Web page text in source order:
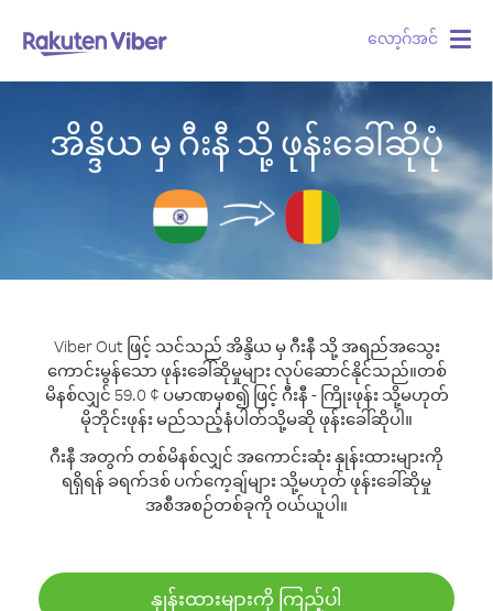
လော့ဂ်အင်
အိန္ဒိယ မှ ဂီးနီ သို့ ဖုန်းခေါ်ဆိုပုံ
Viber Out ဖြင့် သင်သည် အိန္ဒိယ မှ ဂီးနီ သို့ အရည်အသွေး
ကောင်းမွန်သော ဖုန်းခေါ်ဆိုမှုများ လုပ်ဆောင်နိုင်သည်။တစ်
မိနစ်လျှင် 59.0 ¢ ပမာဏမှစ၍ ဖြင့် ဂီးနီ - ကြိုးဖုန်း သို့မဟုတ်
မိုဘိုင်းဖုန်း မည်သည့်နံပါတ်သို့မဆို ဖုန်းခေါ်ဆိုပါ။
ဂီးနီ အတွက် တစ်မိနစ်လျှင် အကောင်းဆုံး နှုန်းထားများကို
ရရှိရန် ခရက်ဒစ် ပက်ကေ့ချ်များ သို့မဟုတ် ဖုန်းခေါ်ဆိုမှု
အစီအစဉ်တစ်ခုကို ဝယ်ယူပါ။
နှုန်းထားများကို ကြည့်ပါ